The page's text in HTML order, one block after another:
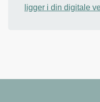
ligger i din digitale